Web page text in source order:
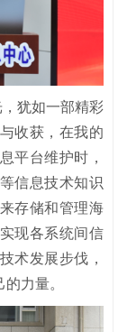
犹如一部精彩
收获，在我的
平台维护时，
信息技术知识
存储和管理海
现各系统间信
术发展步伐，
力量。